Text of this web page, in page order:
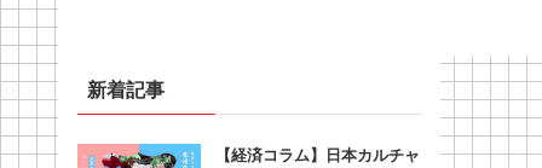
新着記事
【経済コラム】日本カルチャ